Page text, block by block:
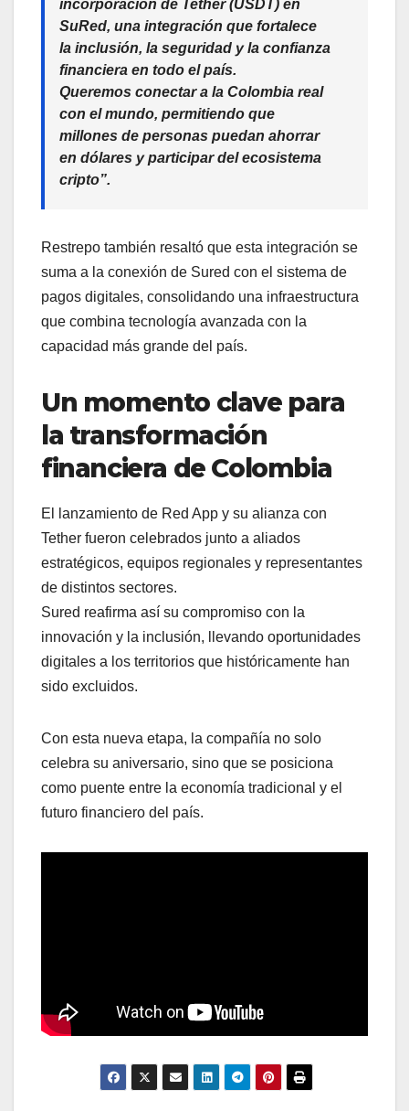
incorporación de Tether (USDT) en
SuRed, una integración que fortalece
la inclusión, la seguridad y la confianza
financiera en todo el país.
Queremos conectar a la Colombia real
con el mundo, permitiendo que
millones de personas puedan ahorrar
en dólares y participar del ecosistema
cripto”.
Restrepo también resaltó que esta integración se
suma a la conexión de Sured con el sistema de
pagos digitales, consolidando una infraestructura
que combina tecnología avanzada con la
capacidad más grande del país.
Un momento clave para
la transformación
financiera de Colombia
El lanzamiento de Red App y su alianza con
Tether fueron celebrados junto a aliados
estratégicos, equipos regionales y representantes
de distintos sectores.
Sured reafirma así su compromiso con la
innovación y la inclusión, llevando oportunidades
digitales a los territorios que históricamente han
sido excluidos.
Con esta nueva etapa, la compañía no solo
celebra su aniversario, sino que se posiciona
como puente entre la economía tradicional y el
futuro financiero del país.